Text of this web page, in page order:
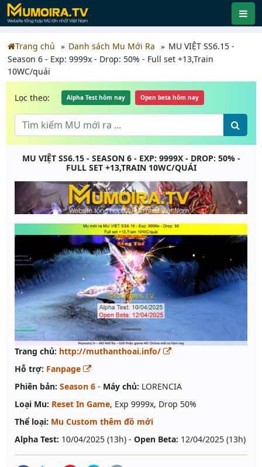
Trang chủ Danh sách Mu Mới Ra
MU VIỆT SS6.15 -
Season 6 - Exp: 9999x - Drop: 50% - Full set +13,Train
10WC/quái
Lọc theo: Alpha Test hôm nay Open beta hôm nay
MU VIỆT SS6.15 - SEASON 6 - EXP: 9999X - DROP: 50% -
FULL SET +13,TRAIN 10WC/QUÁI
Trang chủ: http://muthanthoai.info/
Hỗ trợ: Fanpage
Phiên bản: Season 6 - Máy chủ: LORENCIA
Loại Mu: Reset In Game, Exp 9999x, Drop 50%
Thể loại: Mu Custom thêm đồ mới
Alpha Test: 10/04/2025 (13h) - Open Beta: 12/04/2025 (13h)